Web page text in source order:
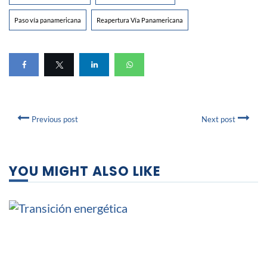
Paso vía panamericana Reapertura Vía Panamericana
Previous post Next post
YOU MIGHT ALSO LIKE